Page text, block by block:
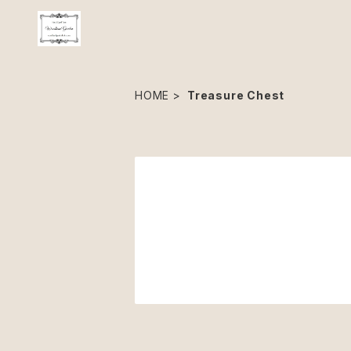
HOME Treasure Chest